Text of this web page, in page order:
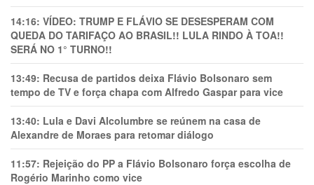
14:16: VÍDEO: TRUMP E FLÁVIO SE DESESPERAM COM
QUEDA DO TARIFAÇO AO BRASIL!! LULA RINDO À TOA!!
SERÁ NO 1° TURNO!!
13:49: Recusa de partidos deixa Flávio Bolsonaro sem
tempo de TV e força chapa com Alfredo Gaspar para vice
13:40: Lula e Davi Alcolumbre se reúnem na casa de
Alexandre de Moraes para retomar diálogo
11:57: Rejeição do PP a Flávio Bolsonaro força escolha de
Rogério Marinho como vice